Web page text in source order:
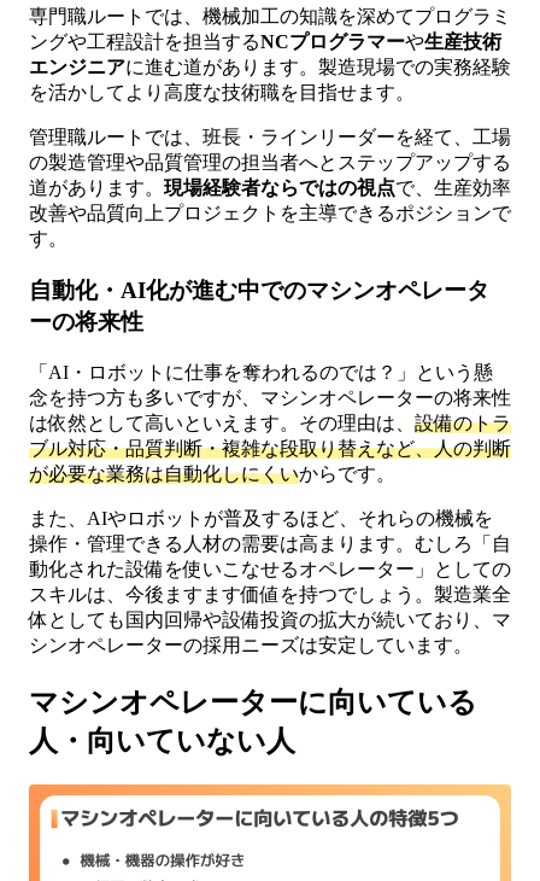
専門職ルートでは、機械加工の知識を深めてプログラミ
ングや工程設計を担当するNCプログラマーや生産技術
エンジニアに進む道があります。製造現場での実務経験
を活かしてより高度な技術職を目指せます。
管理職ルートでは、班長・ラインリーダーを経て、工場
の製造管理や品質管理の担当者へとステップアップする
道があります。 現場経験者ならではの視点で、生産効率
改善や品質向上プロジェクトを主導できるポジションで
す。
自動化・AI化が進む中でのマシンオペレータ
ーの将来性
「AI・ロボットに仕事を奪われるのでは？」という懸
念を持つ方も多いですが、マシンオペレーターの将来性
は依然として高いといえます。その理由は、 設備のトラ
ブル対応・品質判断・複雑な段取り替えなど、人の判断
が必要な業務は自動化しにくいからです。
また、AIやロボットが普及するほど、それらの機械を
操作・管理できる人材の需要は高まります。むしろ「自
動化された設備を使いこなせるオペレーター」としての
スキルは、今後ますます価値を持つでしょう。製造業全
体としても国内回帰や設備投資の拡大が続いており、マ
シンオペレーターの採用ニーズは安定しています。
マシンオペレーターに向いている
人・向いていない人